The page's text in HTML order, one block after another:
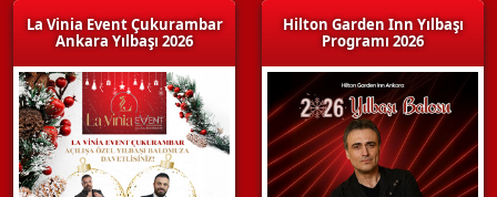
La Vinia Event Çukurambar
Ankara Yılbaşı 2026
Hilton Garden Inn Yılbaşı
Programı 2026